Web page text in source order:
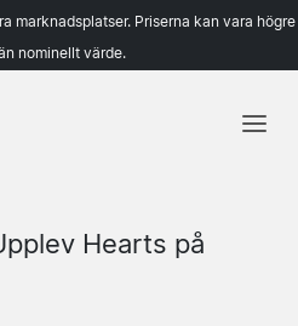
marknadsplatser. Priserna kan vara högre
nominellt värde.
Hearts på